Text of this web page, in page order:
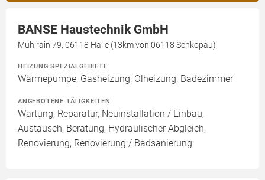
BANSE Haustechnik GmbH
Mühlrain 79, 06118 Halle (13km von 06118 Schkopau)
HEIZUNG SPEZIALGEBIETE
Wärmepumpe, Gasheizung, Ölheizung, Badezimmer
ANGEBOTENE TÄTIGKEITEN
Wartung, Reparatur, Neuinstallation / Einbau,
Austausch, Beratung, Hydraulischer Abgleich,
Renovierung, Renovierung / Badsanierung